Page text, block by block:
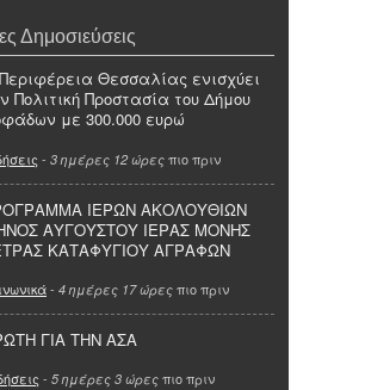
Δημοσιεύσεις
Θεσσαλίας ενισχύει
Πολιτική Προστασία του Δήμου
με 300.000 ευρώ
- 3 ημέρες 12 ώρες πιο πριν
ΙΕΡΩΝ ΑΚΟΛΟΥΘΙΩΝ
ΑΥΓΟΥΣΤΟΥ ΙΕΡΑΣ ΜΟΝΗΣ
ΚΑΤΑΦΥΓΙΟΥ ΑΓΡΑΦΩΝ
- 4 ημέρες 17 ώρες πιο πριν
ΓΙΑ ΤΗΝ ΑΣΑ
- 5 ημέρες 3 ώρες πιο πριν